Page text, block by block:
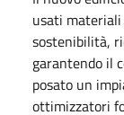
usati
sostenibilità,
garantendo il
posato un
ottimizzatori